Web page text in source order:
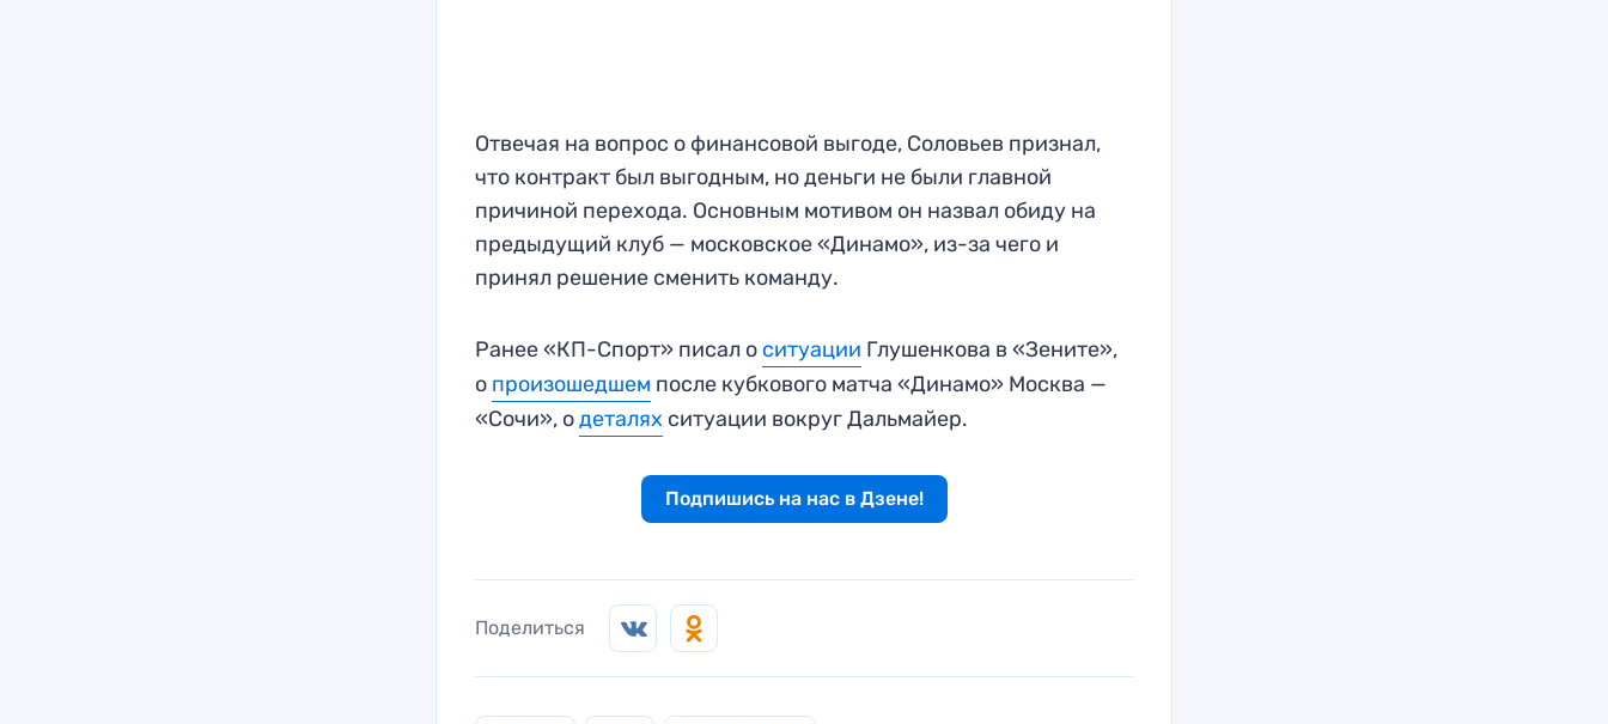
Отвечая на вопрос о финансовой выгоде, Соловьев признал,
что контракт был выгодным, но деньги не были главной
причиной перехода. Основным мотивом он назвал обиду на
предыдущий клуб — московское «Динамо», из-за чего и
принял решение сменить команду.
Ранее «КП-Спорт» писал о ситуации Глушенкова в «Зените»,
о произошедшем после кубкового матча «Динамо» Москва —
«Сочи», одеталях ситуации вокруг Дальмайер.
Подпишись на нас в Дзене!
Поделиться